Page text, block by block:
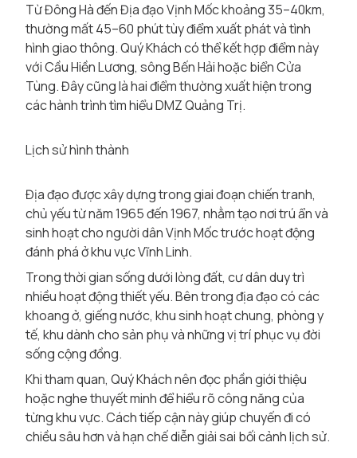
Từ Đông Hà đến Địa đạo Vịnh Mốc khoảng 35–40km,
thường mất 45–60 phút tùy điểm xuất phát và tình
hình giao thông. Quý Khách có thể kết hợp điểm này
với Cầu Hiền Lương, sông Bến Hải hoặc biển Cửa
Tùng. Đây cũng là hai điểm thường xuất hiện trong
các hành trình tìm hiểu DMZ Quảng Trị.
Lịch sử hình thành
Địa đạo được xây dựng trong giai đoạn chiến tranh,
chủ yếu từ năm 1965 đến 1967, nhằm tạo nơi trú ẩn và
sinh hoạt cho người dân Vịnh Mốc trước hoạt động
đánh phá ở khu vực Vĩnh Linh.
Trong thời gian sống dưới lòng đất, cư dân duy trì
nhiều hoạt động thiết yếu. Bên trong địa đạo có các
khoang ở, giếng nước, khu sinh hoạt chung, phòng y
tế, khu dành cho sản phụ và những vị trí phục vụ đời
sống cộng đồng.
Khi tham quan, Quý Khách nên đọc phần giới thiệu
hoặc nghe thuyết minh để hiểu rõ công năng của
từng khu vực. Cách tiếp cận này giúp chuyến đi có
chiều sâu hơn và hạn chế diễn giải sai bối cảnh lịch sử.